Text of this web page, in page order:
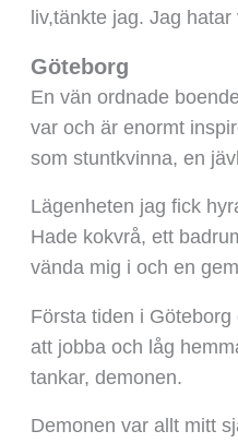
liv,tänkte jag. Jag
Göteborg
En vän ordnade
var och är enormt
som stuntkvinna, en
Lägenheten jag fick
Hade kokvrå, ett
vända mig i och en
Första tiden i
att jobba och låg
tankar, demonen.
Demonen var allt mitt